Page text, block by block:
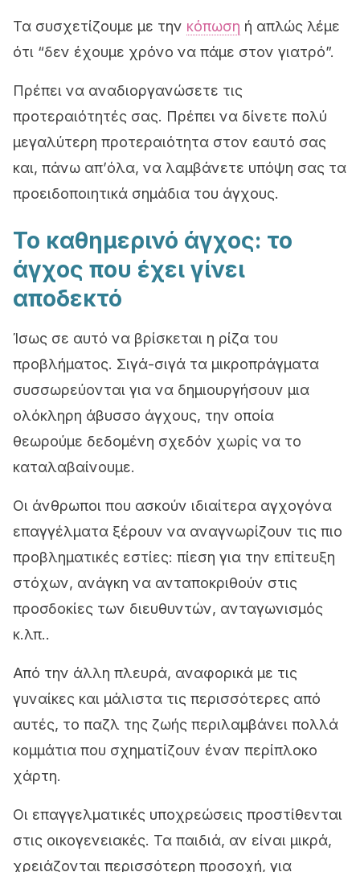
Τα συσχετίζουμε με την κόπωση ή απλώς λέμε
ότι “δεν έχουμε χρόνο να πάμε στον γιατρό”.
Πρέπει να αναδιοργανώσετε τις
προτεραιότητές σας. Πρέπει να δίνετε πολύ
μεγαλύτερη προτεραιότητα στον εαυτό σας
και, πάνω απ’όλα, να λαμβάνετε υπόψη σας τα
προειδοποιητικά σημάδια του άγχους.
Το καθημερινό άγχος: το
άγχος που έχει γίνει
αποδεκτό
Ίσως σε αυτό να βρίσκεται η ρίζα του
προβλήματος. Σιγά-σιγά τα μικροπράγματα
συσσωρεύονται για να δημιουργήσουν μια
ολόκληρη άβυσσο άγχους, την οποία
θεωρούμε δεδομένη σχεδόν χωρίς να το
καταλαβαίνουμε.
Οι άνθρωποι που ασκούν ιδιαίτερα αγχογόνα
επαγγέλματα ξέρουν να αναγνωρίζουν τις πιο
προβληματικές εστίες: πίεση για την επίτευξη
στόχων, ανάγκη να ανταποκριθούν στις
προσδοκίες των διευθυντών, ανταγωνισμός
κ.λπ..
Από την άλλη πλευρά, αναφορικά με τις
γυναίκες και μάλιστα τις περισσότερες από
αυτές, το παζλ της ζωής περιλαμβάνει πολλά
κομμάτια που σχηματίζουν έναν περίπλοκο
χάρτη.
Οι επαγγελματικές υποχρεώσεις προστίθενται
στις οικογενειακές. Τα παιδιά, αν είναι μικρά,
χρειάζονται περισσότερη προσοχή, για